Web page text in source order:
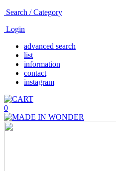
Search / Category
Login
advanced search
list
information
contact
instagram
0